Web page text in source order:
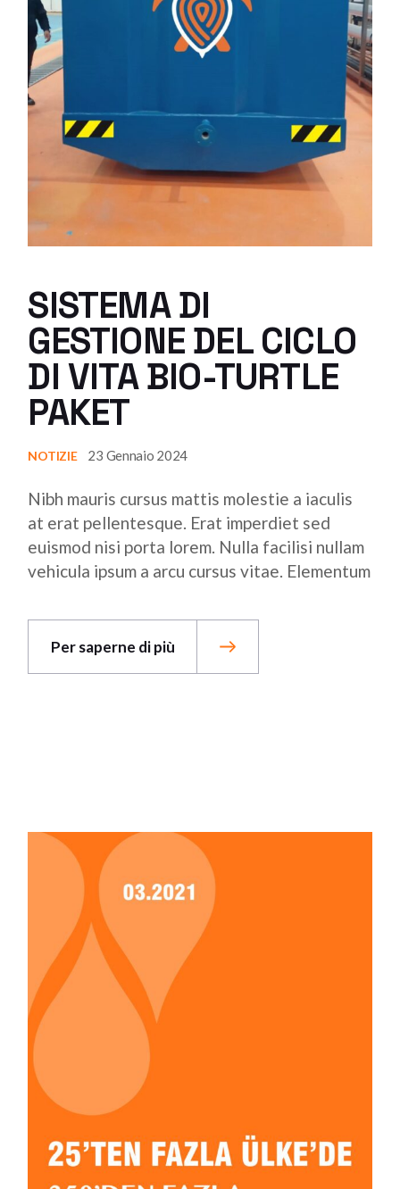
SISTEMA DI
GESTIONE DEL CICLO
DI VITA BIO-TURTLE
PAKET
NOTIZIE 23 Gennaio 2024
Nibh mauris cursus mattis molestie a iaculis
at erat pellentesque. Erat imperdiet sed
euismod nisi porta lorem. Nulla facilisi nullam
vehicula ipsum a arcu cursus vitae. Elementum
Per saperne di più